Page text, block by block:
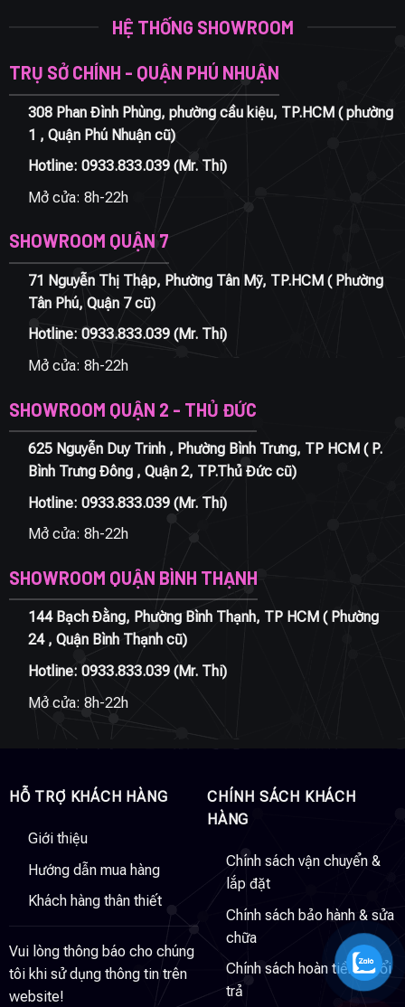
HỆ THỐNG SHOWROOM
TRỤ SỞ CHÍNH - QUẬN PHÚ NHUẬN
308 Phan Đình Phùng, phường cầu kiệu, TP.HCM ( phường
1 , Quận Phú Nhuận cũ)
Hotline: 0933.833.039(Mr. Thi)
Mở cửa: 8h-22h
SHOWROOM QUẬN 7
71 Nguyễn Thị Thập, Phường Tân Mỹ, TP.HCM ( Phường
Tân Phú, Quận 7 cũ)
Hotline: 0933.833.039(Mr. Thi)
Mở cửa: 8h-22h
SHOWROOM QUẬN 2 - THỦ ĐỨC
625 Nguyễn Duy Trinh , Phường Bình Trưng, TP HCM ( P.
Bình Trưng Đông , Quận 2, TP.Thủ Đức cũ)
Hotline: 0933.833.039(Mr. Thi)
Mở cửa: 8h-22h
SHOWROOM QUẬN BÌNH THẠNH
144 Bạch Đằng, Phường Bình Thạnh, TP HCM ( Phường
24 , Quận Bình Thạnh cũ)
Hotline: 0933.833.039(Mr. Thi)
Mở cửa: 8h-22h
HỖ TRỢ KHÁCH HÀNG
Giới thiệu
Hướng dẫn mua hàng
Khách hàng thân thiết
Vui lòng thông báo cho chúng
tôi khi sử dụng thông tin trên
website!
CHÍNH SÁCH KHÁCH
HÀNG
Chính sách vận chuyển &
lắp đặt
Chính sách bảo hành & sửa
chữa
Chính sách hoàn tiền & đổi
trả